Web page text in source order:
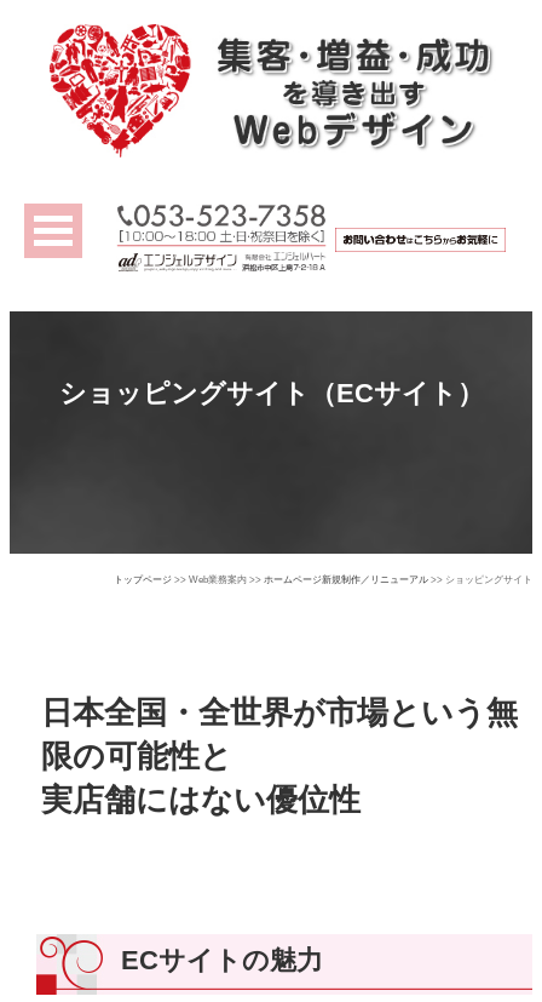
ショッピングサイト（ECサイト）
トップページ >> Web業務案内 >> ホームページ新規制作／リニューアル >> ショッピングサイト
日本全国・全世界が市場という無
限の可能性と
実店舗にはない優位性
ECサイトの魅力